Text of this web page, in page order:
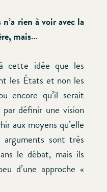
rien à voir avec la
mais…
cette idée que les
les États et non les
encore qu’il serait
définir une vision
aux moyens qu’elle
arguments sont très
le débat, mais ils
d’une approche «